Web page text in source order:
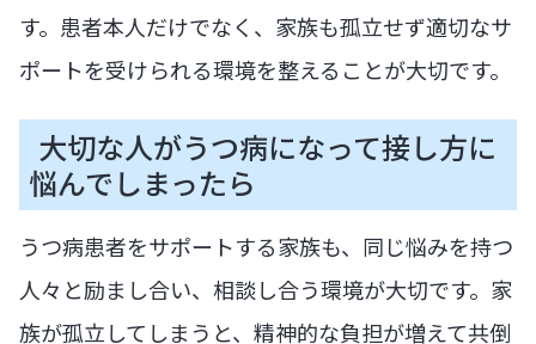
す。患者本人だけでなく、家族も孤立せず適切なサ
ポートを受けられる環境を整えることが大切です。
大切な人がうつ病になって接し方に
悩んでしまったら
うつ病患者をサポートする家族も、同じ悩みを持つ
人々と励まし合い、相談し合う環境が大切です。家
族が孤立してしまうと、精神的な負担が増えて共倒